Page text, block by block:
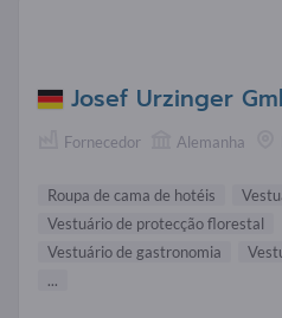
Josef Urzinger
Fornecedor Alemanha
Roupa de cama de hotéis
Vestuário de protecção florestal
Vestuário de gastronomia
...